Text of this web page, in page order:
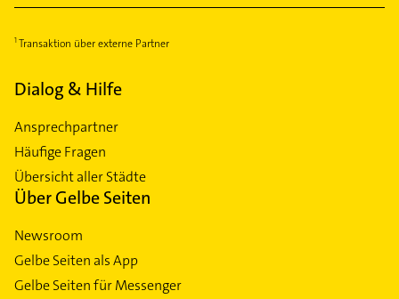
Transaktion über externe Partner
Dialog & Hilfe
Ansprechpartner
Häufige Fragen
Übersicht aller Städte
Über Gelbe Seiten
Newsroom
Gelbe Seiten als App
Gelbe Seiten für Messenger